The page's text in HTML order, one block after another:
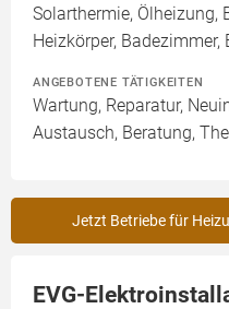
Solarthermie, Ölheizung,
Heizkörper,
ANGEBOTENE TÄTIGKEITEN
Wartung, Reparatur,
Austausch, Beratung,
Jetzt Betriebe für
EVG-